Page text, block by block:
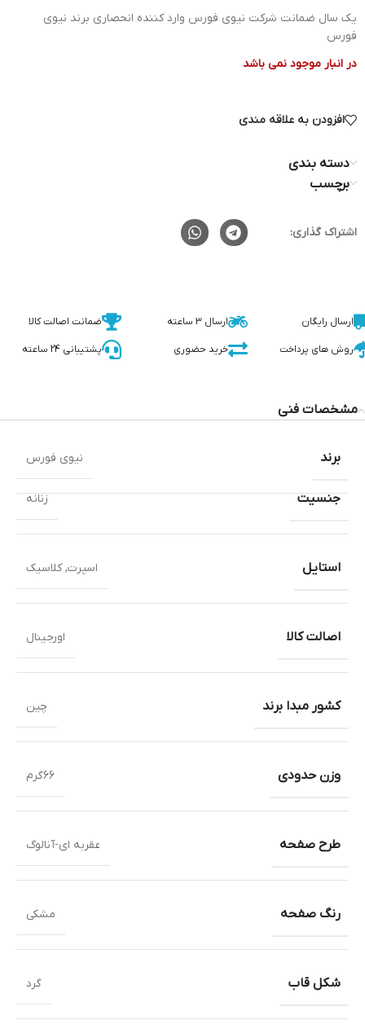
یک سال ضمانت شرکت نیوی فورس وارد کننده انحصاری برند نیوی
فورس
در انبار موجود نمی باشد
افزودن به علاقه مندی
دسته بندی
برچسب
اشتراک گذاری:
ارسال رایگان ارسال 3 ساعته ضمانت اصالت کالا
روش های پرداخت خرید حضوری پشتیبانی 24 ساعته
مشخصات فنی
جنسیت زنانه
استایل اسپرت,کلاسیک
اصالت کالا اورجینال
کشور مبدا برند چین
وزن حدودی 66گرم
طرح صفحه عقربه ای-آنالوگ
رنگ صفحه مشکی
شکل قاب گرد
برند نیوی فورس